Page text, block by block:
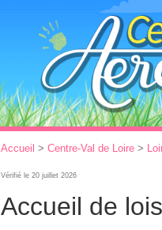
Accueil > Centre-Val de Loire >
Vérifié le 20 juillet 2026
Accueil de